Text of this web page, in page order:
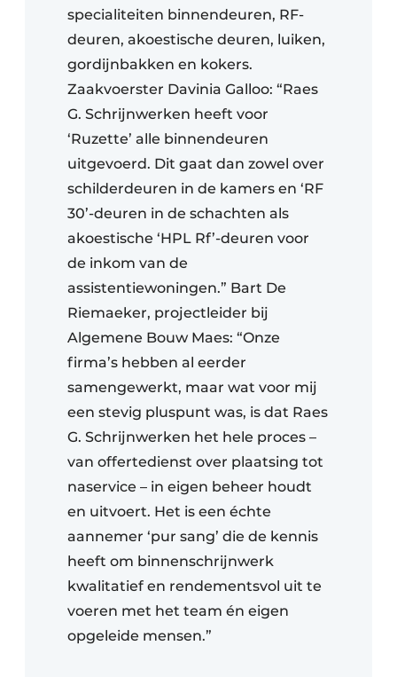
specialiteiten binnendeuren, RF-
deuren, akoestische deuren, luiken,
gordijnbakken en kokers.
Zaakvoerster Davinia Galloo: “Raes
G. Schrijnwerken heeft voor
‘Ruzette’ alle binnendeuren
uitgevoerd. Dit gaat dan zowel over
schilderdeuren in de kamers en ‘RF
30’-deuren in de schachten als
akoestische ‘HPL Rf’-deuren voor
de inkom van de
assistentiewoningen.” Bart De
Riemaeker, projectleider bij
Algemene Bouw Maes: “Onze
firma’s hebben al eerder
samengewerkt, maar wat voor mij
een stevig pluspunt was, is dat Raes
G. Schrijnwerken het hele proces –
van offertedienst over plaatsing tot
naservice – in eigen beheer houdt
en uitvoert. Het is een échte
aannemer ‘pur sang’ die de kennis
heeft om binnenschrijnwerk
kwalitatief en rendementsvol uit te
voeren met het team én eigen
opgeleide mensen.”